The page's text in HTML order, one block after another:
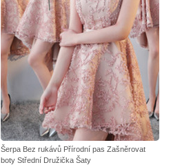
Šerpa Bez rukávů Přírodní pas Zašněrovat
boty Střední Družička Šaty